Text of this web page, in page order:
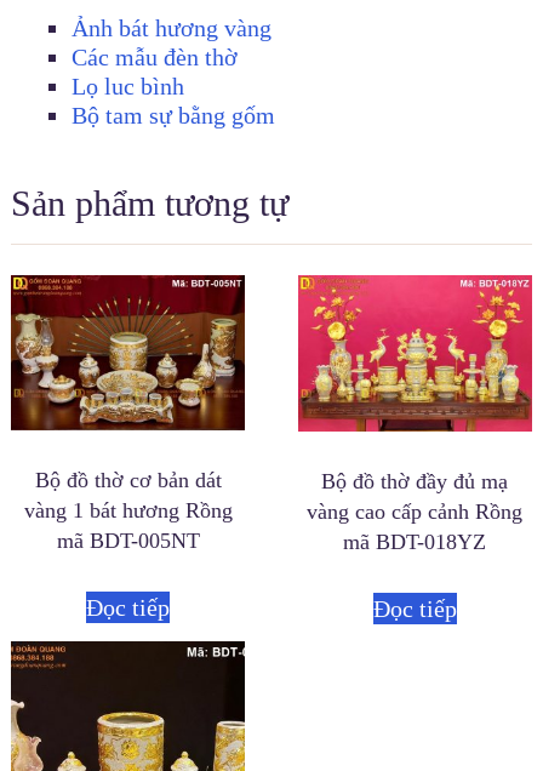
Ảnh bát hương vàng
Các mẫu đèn thờ
Lọ luc bình
Bộ tam sự bằng gốm
Sản phẩm tương tự
Bộ đồ thờ cơ bản dát
vàng 1 bát hương Rồng
mã BDT-005NT
Đọc tiếp
Bộ đồ thờ đầy đủ mạ
vàng cao cấp cảnh Rồng
mã BDT-018YZ
Đọc tiếp